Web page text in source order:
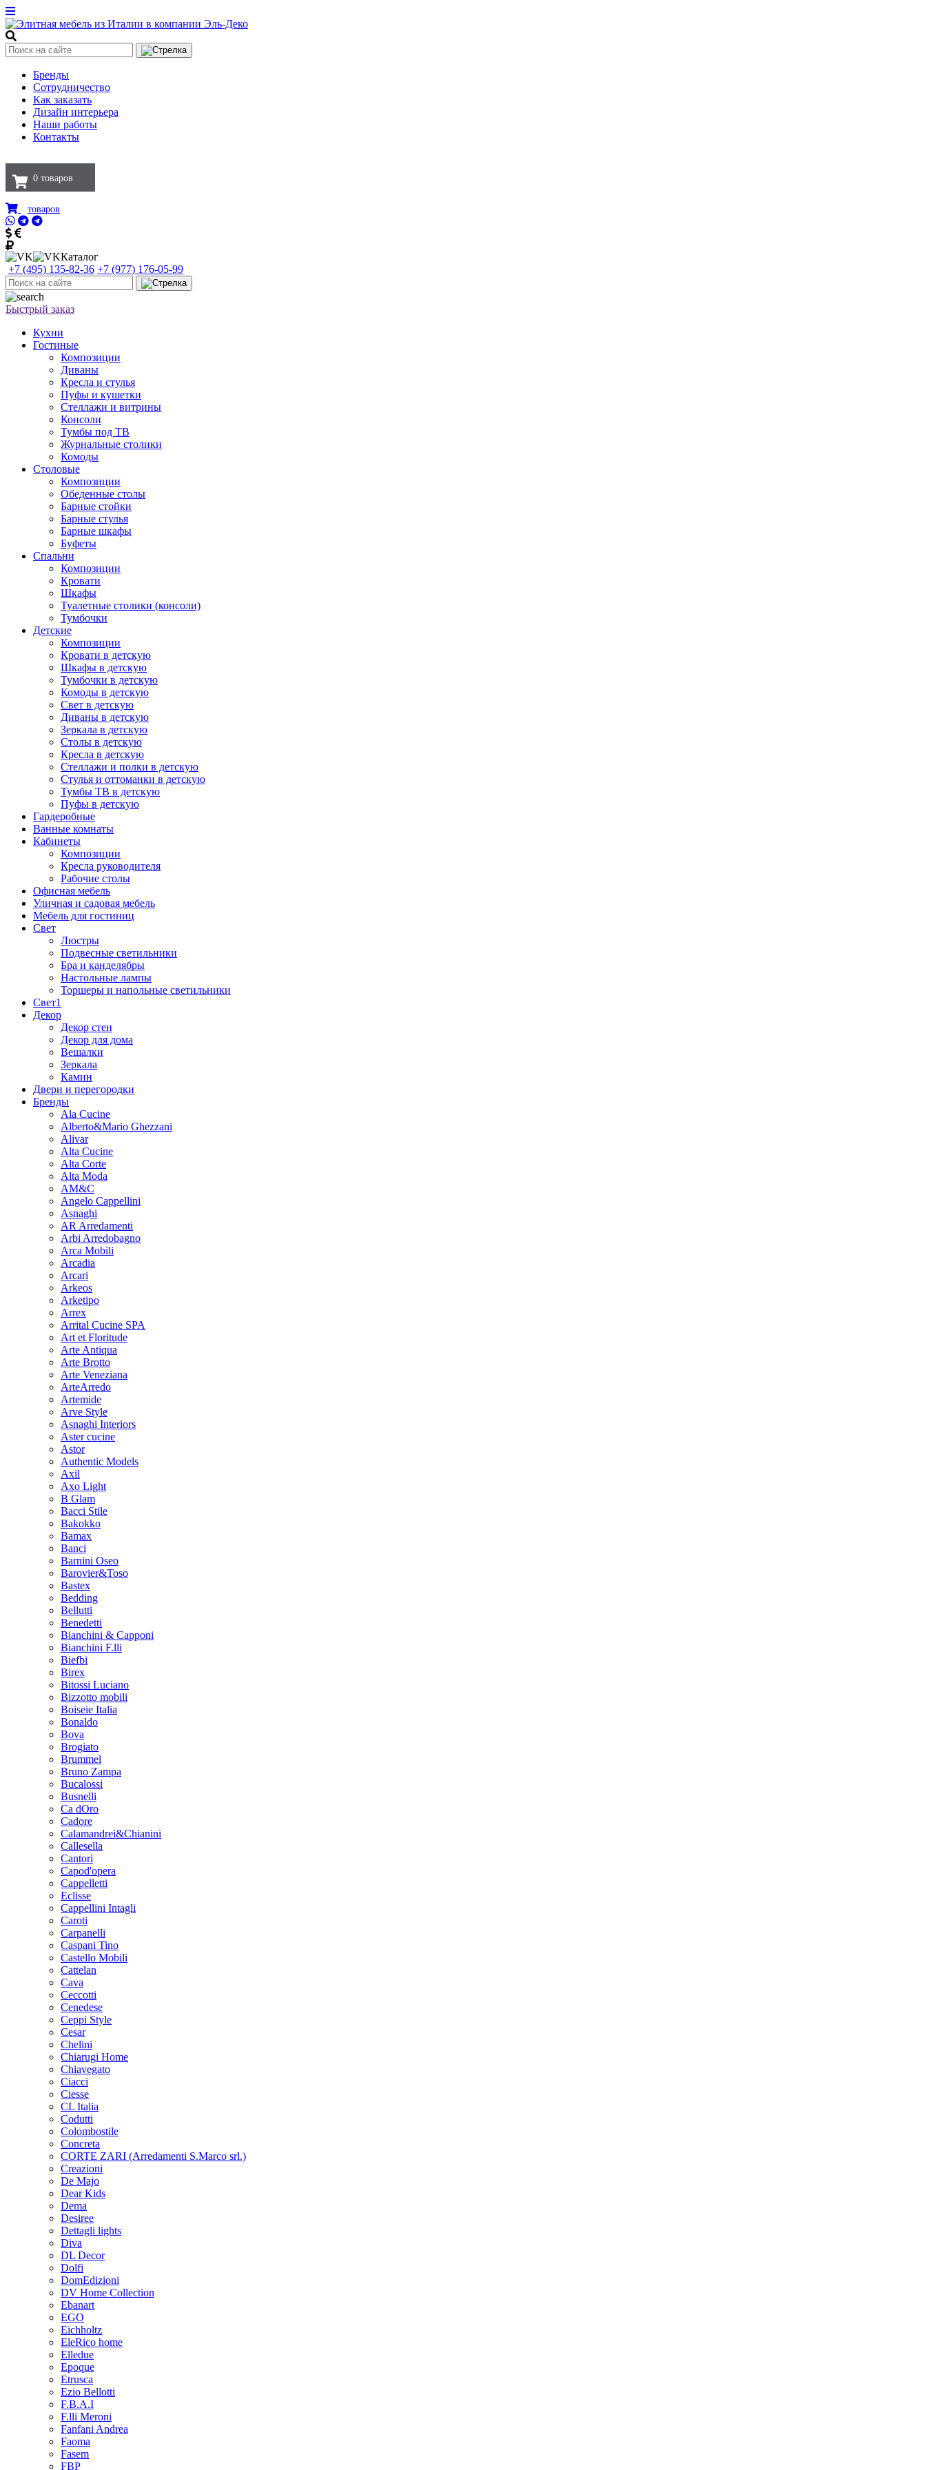
Бренды
Сотрудничество
Как заказать
Дизайн интерьера
Наши работы
Контакты
0 товаров
товаров
Каталог
+7 (495) 135-82-36 +7 (977) 176-05-99
Быстрый заказ
Кухни
Гостиные
Композиции
Диваны
Кресла и стулья
Пуфы и кушетки
Стеллажи и витрины
Консоли
Тумбы под ТВ
Журнальные столики
Комоды
Столовые
Композиции
Обеденные столы
Барные стойки
Барные стулья
Барные шкафы
Буфеты
Спальни
Композиции
Кровати
Шкафы
Туалетные столики (консоли)
Тумбочки
Детские
Композиции
Кровати в детскую
Шкафы в детскую
Тумбочки в детскую
Комоды в детскую
Свет в детскую
Диваны в детскую
Зеркала в детскую
Столы в детскую
Кресла в детскую
Стеллажи и полки в детскую
Стулья и оттоманки в детскую
Тумбы ТВ в детскую
Пуфы в детскую
Гардеробные
Ванные комнаты
Кабинеты
Композиции
Кресла руководителя
Рабочие столы
Офисная мебель
Уличная и садовая мебель
Мебель для гостиниц
Свет
Люстры
Подвесные светильники
Бра и канделябры
Настольные лампы
Торшеры и напольные светильники
Свет1
Декор
Декор стен
Декор для дома
Вешалки
Зеркала
Камин
Двери и перегородки
Бренды
Ala Cucine
Alberto&Mario Ghezzani
Alivar
Alta Cucine
Alta Corte
Alta Moda
AM&C
Angelo Cappellini
Asnaghi
AR Arredamenti
Arbi Arredobagno
Arca Mobili
Arcadia
Arcari
Arkeos
Arketipo
Arrex
Arrital Cucine SPA
Art et Floritude
Arte Antiqua
Arte Brotto
Arte Veneziana
ArteArredo
Artemide
Arve Style
Asnaghi Interiors
Aster cucine
Astor
Authentic Models
Axil
Axo Light
B Glam
Bacci Stile
Bakokko
Bamax
Banci
Barnini Oseo
Barovier&Toso
Bastex
Bedding
Bellutti
Benedetti
Bianchini & Capponi
Bianchini F.lli
Biefbi
Birex
Bitossi Luciano
Bizzotto mobili
Boiseie Italia
Bonaldo
Bova
Brogiato
Brummel
Bruno Zampa
Bucalossi
Busnelli
Ca dOro
Cadore
Calamandrei&Chianini
Callesella
Cantori
Capod'opera
Cappelletti
Eclisse
Cappellini Intagli
Caroti
Carpanelli
Caspani Tino
Castello Mobili
Cattelan
Cava
Ceccotti
Cenedese
Ceppi Style
Cesar
Chelini
Chiarugi Home
Chiavegato
Ciacci
Ciesse
CL Italia
Codutti
Colombostile
Concreta
CORTE ZARI (Arredamenti S.Marco srl.)
Creazioni
De Majo
Dear Kids
Dema
Desiree
Dettagli lights
Diva
DL Decor
Dolfi
DomEdizioni
DV Home Collection
Ebanart
EGO
Eichholtz
EleRico home
Elledue
Epoque
Etrusca
Ezio Bellotti
F.B.A.I
F.lli Meroni
Fanfani Andrea
Faoma
Fasem
FBP